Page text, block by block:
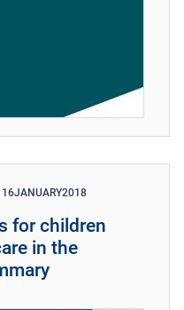
16JANUARY2018
for children
in the